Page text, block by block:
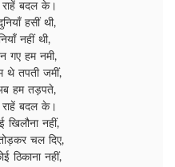
राहें बदल के।
हसीं थी,
नहीं थी,
गए हम नमी,
तपती जमीं,
हम तड़पते,
राहें बदल के।
खिलौना नहीं,
चल दिए,
ठिकाना नहीं,